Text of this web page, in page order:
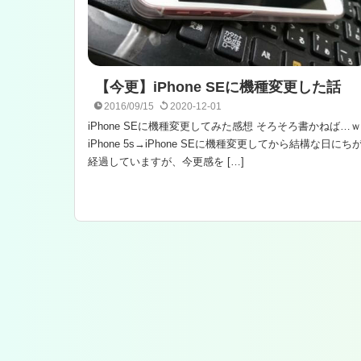
【今更】iPhone SEに機種変更した話
2016/09/15 2020-12-01
iPhone SEに機種変更してみた感想 そろそろ書かねば…ｗ
iPhone 5s→iPhone SEに機種変更してから結構な日にち
経過していますが、今更感を […]